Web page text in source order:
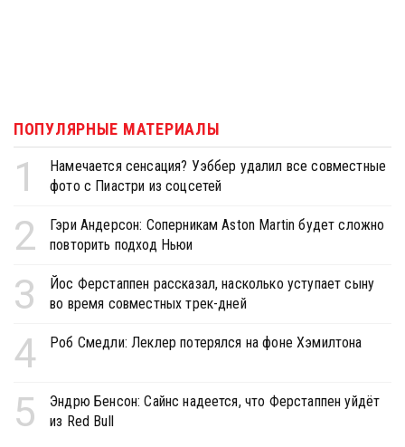
ПОПУЛЯРНЫЕ МАТЕРИАЛЫ
1
Намечается сенсация? Уэббер удалил все совместные
фото с Пиастри из соцсетей
2
Гэри Андерсон: Соперникам Aston Martin будет сложно
повторить подход Ньюи
3
Йос Ферстаппен рассказал, насколько уступает сыну
во время совместных трек-дней
4 Роб Смедли: Леклер потерялся на фоне Хэмилтона
5
Эндрю Бенсон: Сайнс надеется, что Ферстаппен уйдёт
из Red Bull